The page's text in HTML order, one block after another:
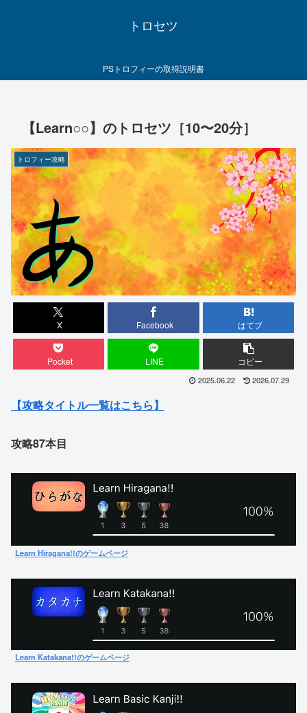
トロセツ
PSトロフィーの取得説明書
【Learn○○】のトロセツ［10〜20分］
トロフィー攻略
X Facebook はてブ
Pocket LINE コピー
2025.06.22 2026.07.29
【攻略タイトル一覧はこちら】
攻略87本目
Learn Hiragana!!のゲームページ
Learn Katakana!!のゲームページ